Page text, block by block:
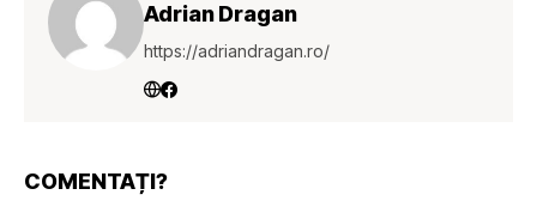
Adrian Dragan
https://adriandragan.ro/
COMENTAȚI?